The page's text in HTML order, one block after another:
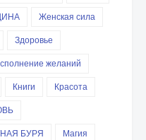
Женская сила
Здоровье
желаний
Книги
Красота
БУРЯ
Магия